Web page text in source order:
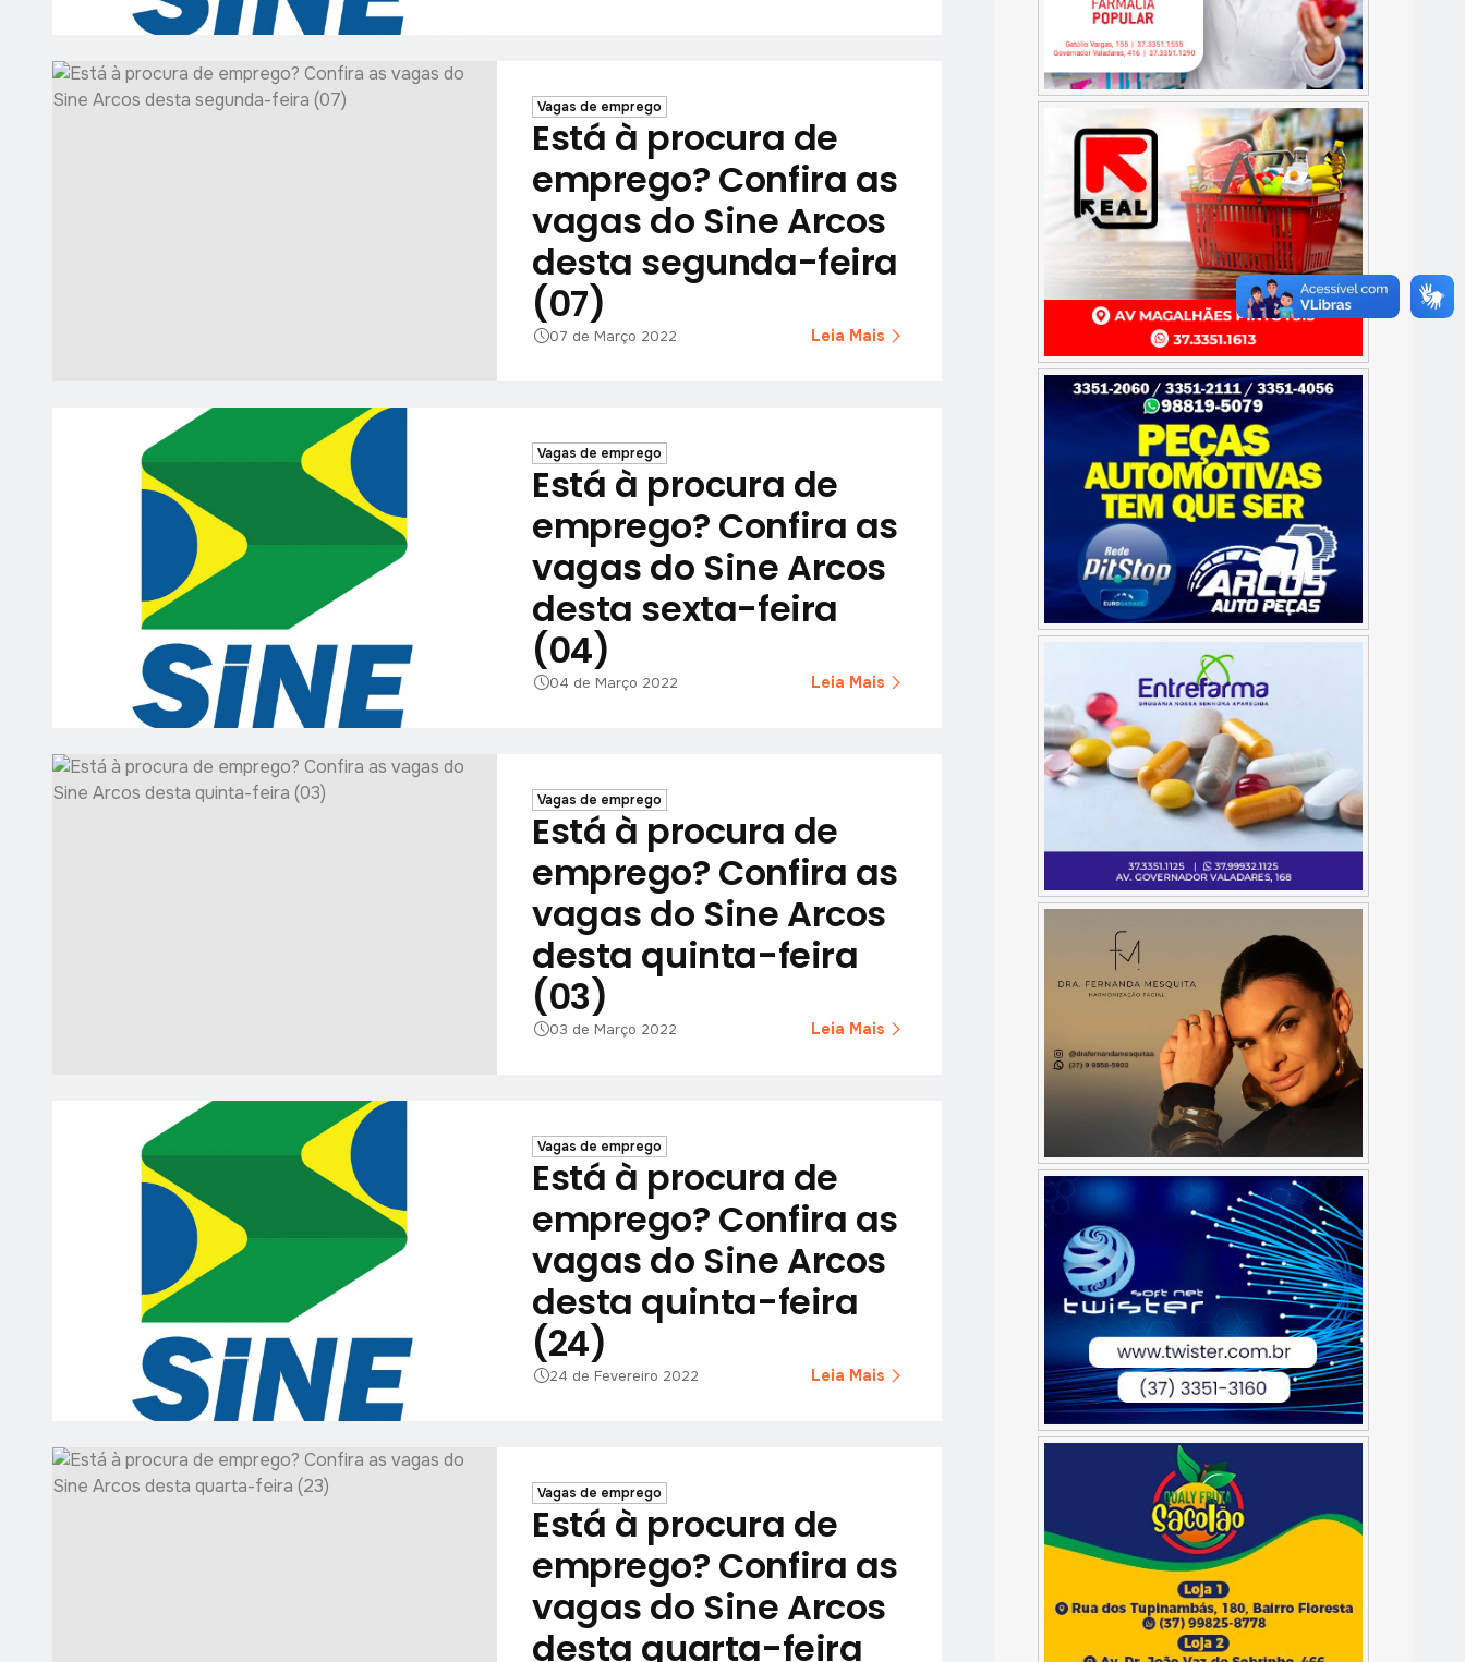
Vagas de emprego
Está à procura de
emprego? Confira as
vagas do Sine Arcos
desta segunda-feira
(07)
07 de Março 2022 Leia Mais
Vagas de emprego
Está à procura de
emprego? Confira as
vagas do Sine Arcos
desta sexta-feira
(04)
04 de Março 2022 Leia Mais
Vagas de emprego
Está à procura de
emprego? Confira as
vagas do Sine Arcos
desta quinta-feira
(03)
03 de Março 2022 Leia Mais
Vagas de emprego
Está à procura de
emprego? Confira as
vagas do Sine Arcos
desta quinta-feira
(24)
24 de Fevereiro 2022 Leia Mais
Vagas de emprego
Está à procura de
emprego? Confira as
vagas do Sine Arcos
desta quarta-feira